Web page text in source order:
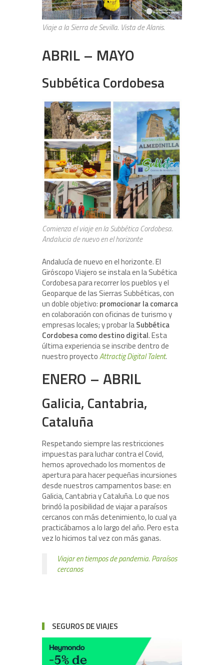
Viaje a la Sierra de Sevilla. Vista de Alanis.
ABRIL – MAYO
Subbética Cordobesa
Comienza el viaje en la Subbética Cordobesa.
Andalucia de nuevo en el horizonte
Andalucía de nuevo en el horizonte. El
Giróscopo Viajero se instala en la Subética
Cordobesa para recorrer los pueblos y el
Geoparque de las Sierras Subbéticas, con
un doble objetivo: promocionar la comarca
en colaboración con oficinas de turismo y
empresas locales; y probar laSubbética
Cordobesa como destino digital. Esta
última experiencia se inscribe dentro de
nuestro proyectoAttractig Digital Talent.
ENERO – ABRIL
Galicia, Cantabria,
Cataluña
Respetando siempre las restricciones
impuestas para luchar contra el Covid,
hemos aprovechado los momentos de
apertura para hacer pequeñas incursiones
desde nuestros campamentos base: en
Galicia, Cantabria y Cataluña. Lo que nos
brindó la posibilidad de viajar a paraísos
cercanos con más detenimiento, lo cual ya
practicábamos a lo largo del año. Pero esta
vez lo hicimos tal vez con más ganas.
Viajar en tiempos de pandemia. Paraísos
cercanos
SEGUROS DE VIAJES